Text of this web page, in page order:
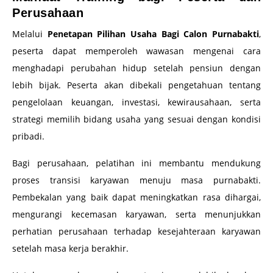
Perusahaan
Melalui Penetapan Pilihan Usaha Bagi Calon Purnabakti,
peserta dapat memperoleh wawasan mengenai cara
menghadapi perubahan hidup setelah pensiun dengan
lebih bijak. Peserta akan dibekali pengetahuan tentang
pengelolaan keuangan, investasi, kewirausahaan, serta
strategi memilih bidang usaha yang sesuai dengan kondisi
pribadi.
Bagi perusahaan, pelatihan ini membantu mendukung
proses transisi karyawan menuju masa purnabakti.
Pembekalan yang baik dapat meningkatkan rasa dihargai,
mengurangi kecemasan karyawan, serta menunjukkan
perhatian perusahaan terhadap kesejahteraan karyawan
setelah masa kerja berakhir.